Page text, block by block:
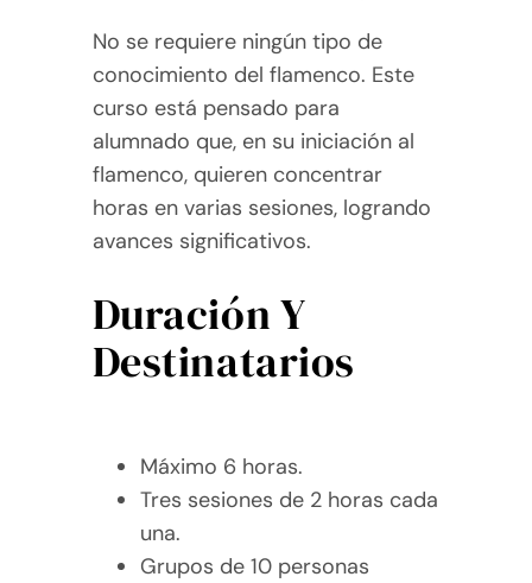
No se requiere ningún tipo de
conocimiento del flamenco. Este
curso está pensado para
alumnado que, en su iniciación al
flamenco, quieren concentrar
horas en varias sesiones, logrando
avances significativos.
Duración Y
Destinatarios
Máximo 6 horas.
Tres sesiones de 2 horas cada
una.
Grupos de 10 personas